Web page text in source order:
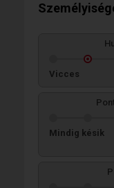
Vicces
Mindig késik